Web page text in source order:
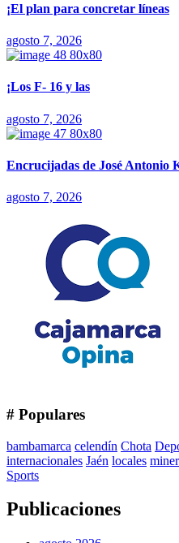
¡El plan para concretar líneas
agosto 7, 2026
¡Los F- 16 y las
agosto 7, 2026
Encrucijadas de José Antonio
agosto 7, 2026
# Populares
bambamarca celendín Chota
internacionales Jaén locales
Sports
Publicaciones